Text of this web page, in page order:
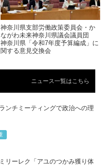
神奈川県支部労働政策委員会・か
ながわ未来神奈川県議会議員団
神奈川県「令和7年度予算編成」に
関する意見交換会
ニュース一覧はこちら
ンチミーティングで政治への理
リーレク「アユのつかみ獲り体